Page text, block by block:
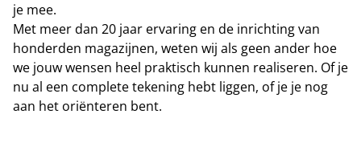
je mee.
Met meer dan 20 jaar ervaring en de inrichting van
honderden magazijnen, weten wij als geen ander hoe
we jouw wensen heel praktisch kunnen realiseren. Of je
nu al een complete tekening hebt liggen, of je je nog
aan het oriënteren bent.